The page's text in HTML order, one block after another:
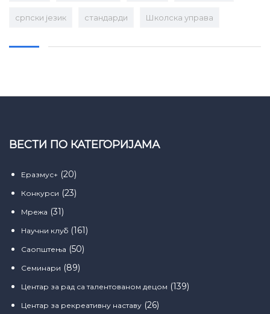
српски језик стандарди Школска управа
ВЕСТИ ПО КАТЕГОРИЈАМА
Еразмус+ (20)
Конкурси (23)
Мрежа (31)
Научни клуб (161)
Саопштења (50)
Семинари (89)
Центар за рад са талентованом децом (139)
Центар за рекреативну наставу (26)